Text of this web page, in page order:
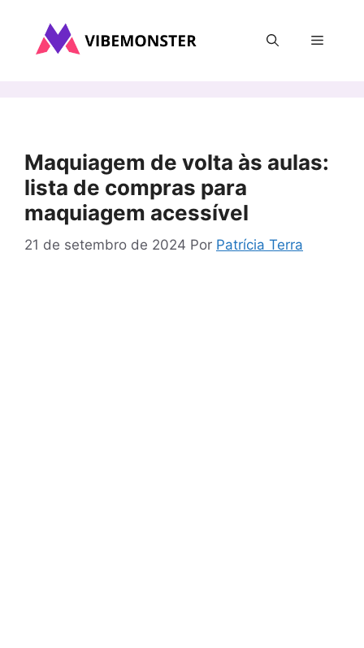
Menu
Maquiagem de volta às aulas:
lista de compras para
maquiagem acessível
21 de setembro de 2024 Por Patrícia Terra